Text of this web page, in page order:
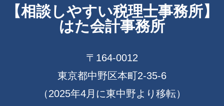
【相談しやすい税理士事務所】
はた会計事務所
〒164-0012
東京都中野区本町2-35-6
（2025年4月に東中野より移転）